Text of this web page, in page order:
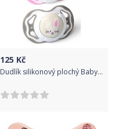
125 Kč
Dudlík silikonový plochý BabyOno 2ks - KRÁLÍČCI růžovo-šedí - 6-18měs.